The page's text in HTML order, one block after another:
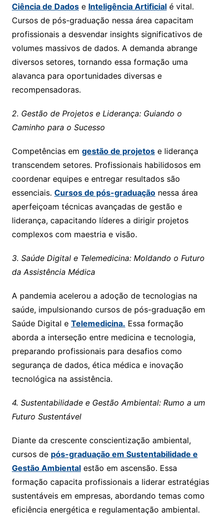
Ciência de Dadose Inteligência Artificialé vital.
Cursos de pós-graduação nessa área capacitam
profissionais a desvendar insights significativos de
volumes massivos de dados. A demanda abrange
diversos setores, tornando essa formação uma
alavanca para oportunidades diversas e
recompensadoras.
2. Gestão de Projetos e Liderança: Guiando o
Caminho para o Sucesso
Competências em gestão de projetose liderança
transcendem setores. Profissionais habilidosos em
coordenar equipes e entregar resultados são
essenciais. Cursos de pós-graduaçãonessa área
aperfeiçoam técnicas avançadas de gestão e
liderança, capacitando líderes a dirigir projetos
complexos com maestria e visão.
3. Saúde Digital e Telemedicina: Moldando o Futuro
da Assistência Médica
A pandemia acelerou a adoção de tecnologias na
saúde, impulsionando cursos de pós-graduação em
Saúde Digital e Telemedicina. Essa formação
aborda a interseção entre medicina e tecnologia,
preparando profissionais para desafios como
segurança de dados, ética médica e inovação
tecnológica na assistência.
4. Sustentabilidade e Gestão Ambiental: Rumo a um
Futuro Sustentável
Diante da crescente conscientização ambiental,
cursos de pós-graduação em Sustentabilidade e
Gestão Ambientalestão em ascensão. Essa
formação capacita profissionais a liderar estratégias
sustentáveis em empresas, abordando temas como
eficiência energética e regulamentação ambiental.